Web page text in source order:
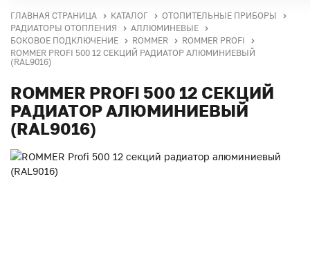
ГЛАВНАЯ СТРАНИЦА КАТАЛОГ
ОТОПИТЕЛЬНЫЕ ПРИБОРЫ
РАДИАТОРЫ ОТОПЛЕНИЯ
АЛЛЮМИНЕВЫЕ
БОКОВОЕ ПОДКЛЮЧЕНИЕ
ROMMER
ROMMER PROFI
ROMMER PROFI 500 12 СЕКЦИЙ РАДИАТОР АЛЮМИНИЕВЫЙ
(RAL9016)
ROMMER PROFI 500 12 СЕКЦИЙ
РАДИАТОР АЛЮМИНИЕВЫЙ
(RAL9016)